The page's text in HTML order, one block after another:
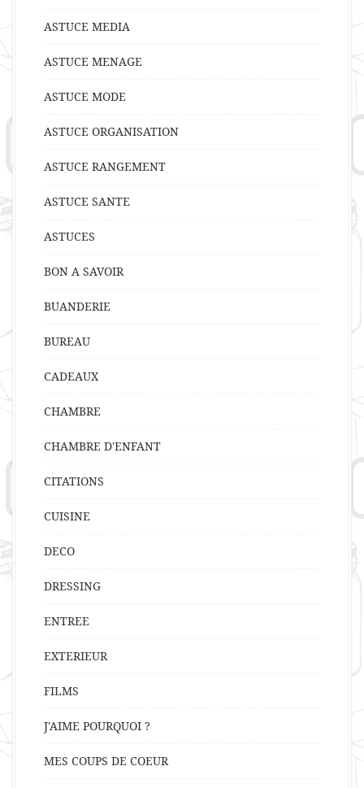
ASTUCE MEDIA
ASTUCE MENAGE
ASTUCE MODE
ASTUCE ORGANISATION
ASTUCE RANGEMENT
ASTUCE SANTE
ASTUCES
BON A SAVOIR
BUANDERIE
BUREAU
CADEAUX
CHAMBRE
CHAMBRE D'ENFANT
CITATIONS
CUISINE
DECO
DRESSING
ENTREE
EXTERIEUR
FILMS
J'AIME POURQUOI ?
MES COUPS DE COEUR